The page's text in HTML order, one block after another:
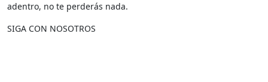
adentro, no te perderás nada.
SIGA CON NOSOTROS